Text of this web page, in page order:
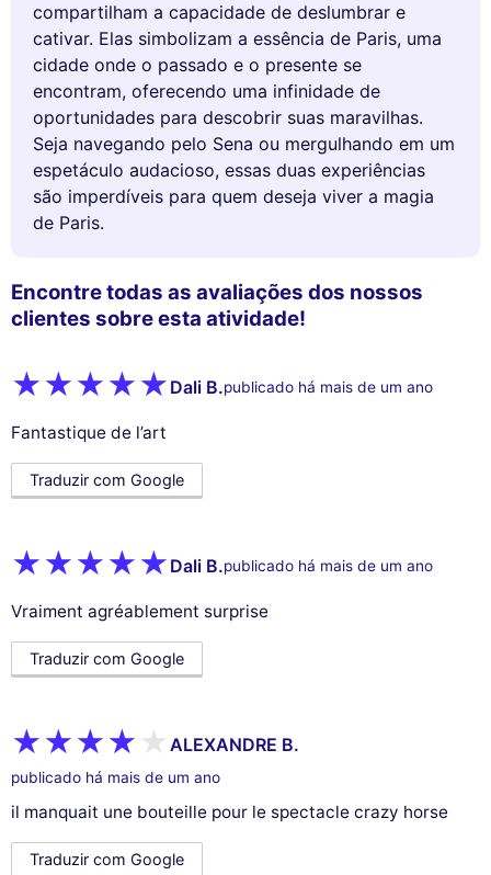
Encontre todas as avaliações dos nossos
clientes sobre esta atividade!
Dali B.publicado há mais de um ano
Fantastique de l’art
Traduzir com Google
Dali B.publicado há mais de um ano
Vraiment agréablement surprise
Traduzir com Google
ALEXANDRE B.
publicado há mais de um ano
il manquait une bouteille pour le spectacle crazy horse
Traduzir com Google
compartilham a capacidade de deslumbrar e
cativar. Elas simbolizam a essência de Paris, uma
cidade onde o passado e o presente se
encontram, oferecendo uma infinidade de
oportunidades para descobrir suas maravilhas.
Seja navegando pelo Sena ou mergulhando em um
espetáculo audacioso, essas duas experiências
são imperdíveis para quem deseja viver a magia
de Paris.